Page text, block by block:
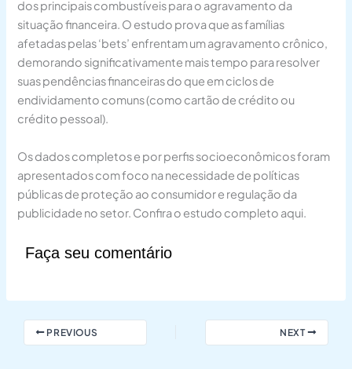
dos principais combustíveis para o agravamento da
situação financeira. O estudo prova que as famílias
afetadas pelas ‘bets’ enfrentam um agravamento crônico,
demorando significativamente mais tempo para resolver
suas pendências financeiras do que em ciclos de
endividamento comuns (como cartão de crédito ou
crédito pessoal).
Os dados completos e por perfis socioeconômicos foram
apresentados com foco na necessidade de políticas
públicas de proteção ao consumidor e regulação da
publicidade no setor. Confira o estudo completo aqui.
Faça seu comentário
PREVIOUS NEXT